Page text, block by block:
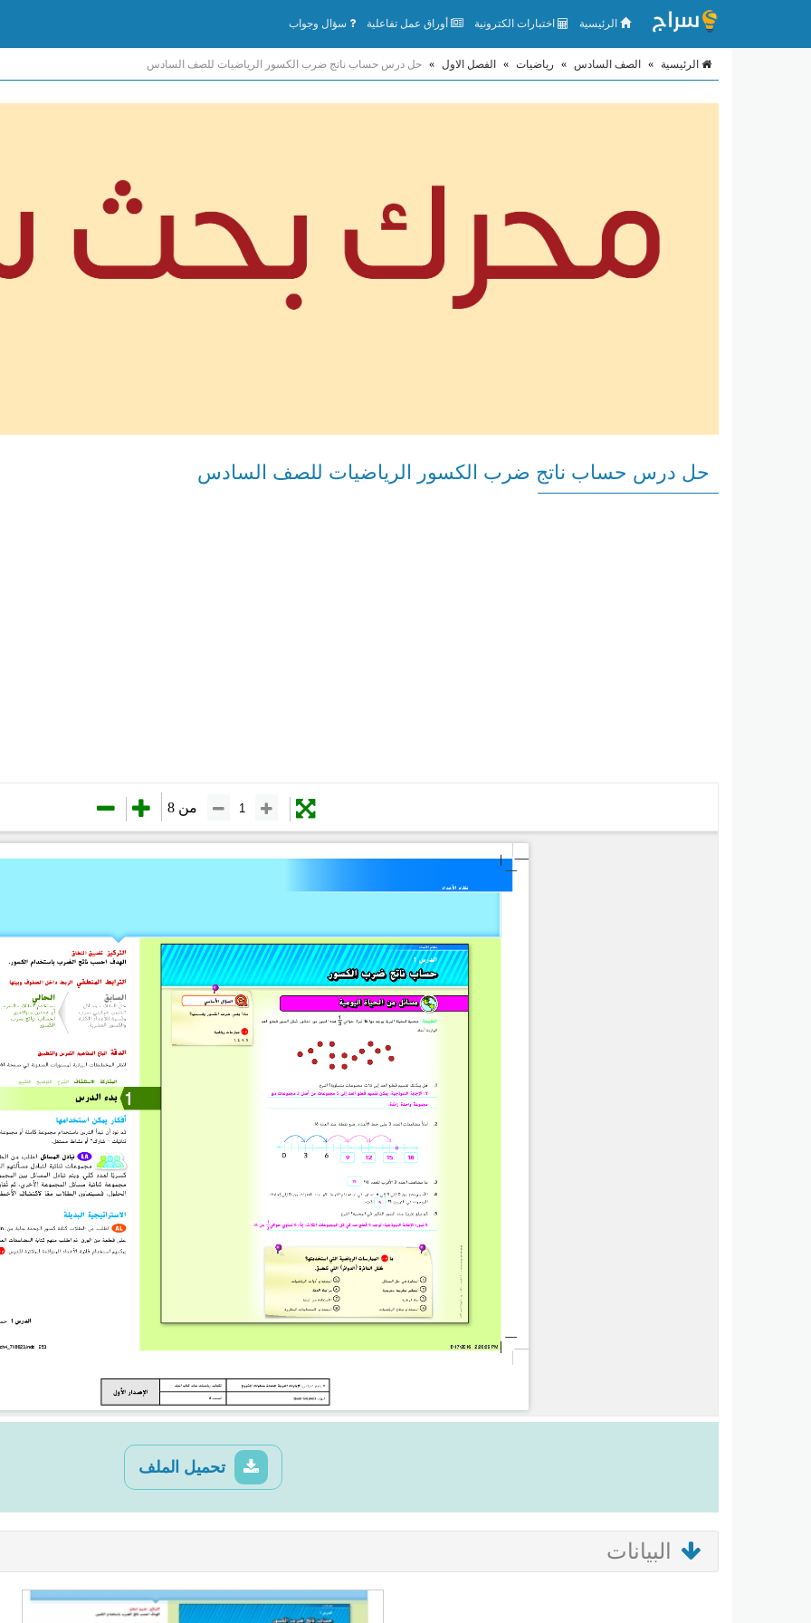
الرئيسية اختبارات الكترونية أوراق عمل تفاعلية سؤال وجواب
الرئيسية » الصف السادس » رياضيات » الفصل الاول » حل درس حساب ناتج ضرب الكسور الرياضيات للصف السادس
حل درس حساب ناتج ضرب الكسور الرياضيات للصف السادس
تحميل الملف
البيانات